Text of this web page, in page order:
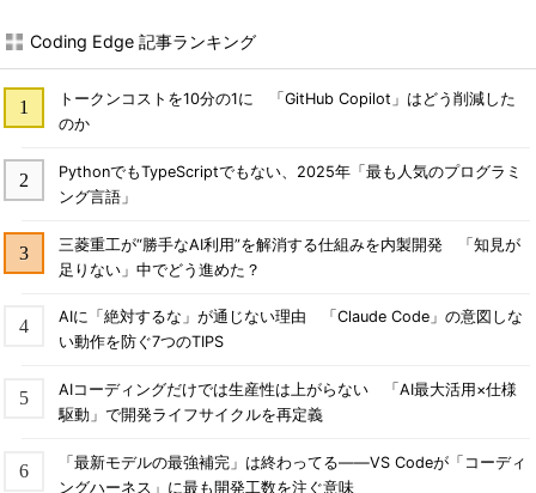
Coding Edge 記事ランキング
トークンコストを10分の1に 「GitHub Copilot」はどう削減した
のか
PythonでもTypeScriptでもない、2025年「最も人気のプログラミ
ング言語」
三菱重工が“勝手なAI利用”を解消する仕組みを内製開発 「知見が
足りない」中でどう進めた？
AIに「絶対するな」が通じない理由 「Claude Code」の意図しな
い動作を防ぐ7つのTIPS
AIコーディングだけでは生産性は上がらない 「AI最大活用×仕様
駆動」で開発ライフサイクルを再定義
「最新モデルの最強補完」は終わってる――VS Codeが「コーディ
ングハーネス」に最も開発工数を注ぐ意味